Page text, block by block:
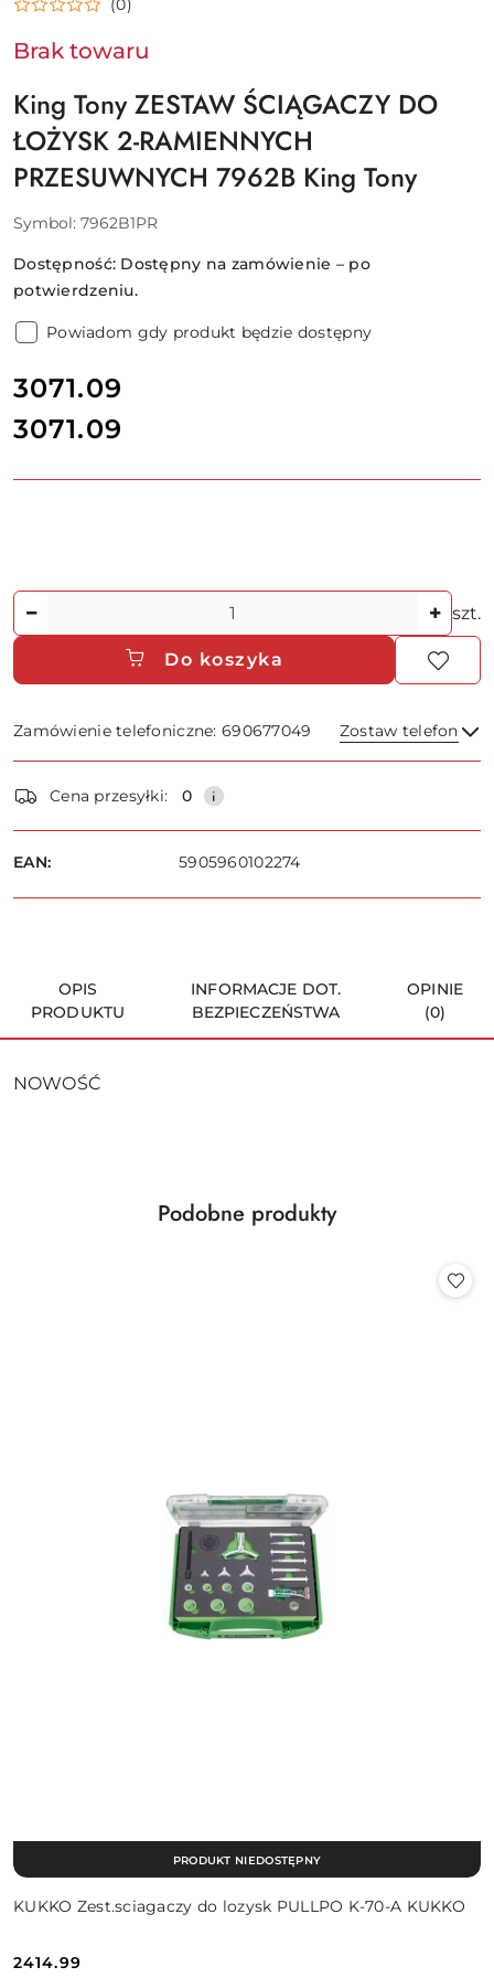
TONY (0)
Brak towaru
King Tony ZESTAW ŚCIĄGACZY DO
ŁOŻYSK 2-RAMIENNYCH
PRZESUWNYCH 7962B King Tony
Symbol: 7962B1PR
Dostępność: Dostępny na zamówienie – po
potwierdzeniu.
Powiadom gdy produkt będzie dostępny
cena:
3071.09
Cena:
3071.09
szt.
Do koszyka
Zamówienie telefoniczne: 690677049 Zostaw telefon
Wyślij
i
dostawa
Cena przesyłki: 0
EAN: 5905960102274
OPIS
PRODUKTU
INFORMACJE DOT.
BEZPIECZEŃSTWA
OPINIE
(0)
NOWOŚĆ
Pomiń karuzelę produktów
Produkty
Podobne produkty
KUKKO Zest.sciagaczy do lozysk PULLPO K-70-A KUKKO
2414.99
PRODUKT NIEDOSTĘPNY